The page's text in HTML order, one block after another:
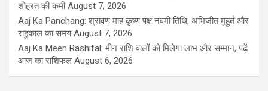
शोहरत की कमी August 7, 2026
Aaj Ka Panchang: श्रावण माह कृष्ण पक्ष नवमी तिथि, अभिजीत मुहूर्त और
राहुकाल का समय August 7, 2026
Aaj Ka Meen Rashifal: मीन राशि वालों को मिलेगा लाभ और सम्मान, पढ़ें
आज का राशिफल August 6, 2026